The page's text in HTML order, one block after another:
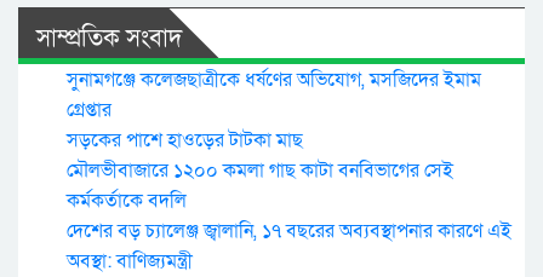
সাম্প্রতিক সংবাদ
সুনামগঞ্জে কলেজছাত্রীকে ধর্ষণের অভিযোগ, মসজিদের ইমাম
গ্রেপ্তার
সড়কের পাশে হাওড়ের টাটকা মাছ
মৌলভীবাজারে ১২০০ কমলা গাছ কাটা বনবিভাগের সেই
কর্মকর্তাকে বদলি
দেশের বড় চ্যালেঞ্জ জ্বালানি, ১৭ বছরের অব্যবস্থাপনার কারণে এই
অবস্থা: বাণিজ্যমন্ত্রী